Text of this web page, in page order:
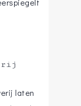
laten